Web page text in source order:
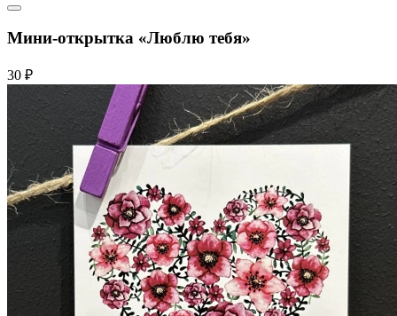
Мини-открытка «Люблю тебя»
30 ₽